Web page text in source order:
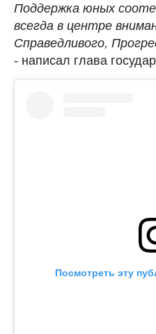
Поддержка юных
всегда в центре
Справедливого,
- написал глава
Посмотреть эту